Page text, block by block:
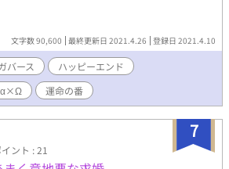
文字数 90,600 最終更新日 2021.4.26 登録日 2021.4.10
バース
ハッピーエンド
α×Ω 運命の番
7
ント : 21